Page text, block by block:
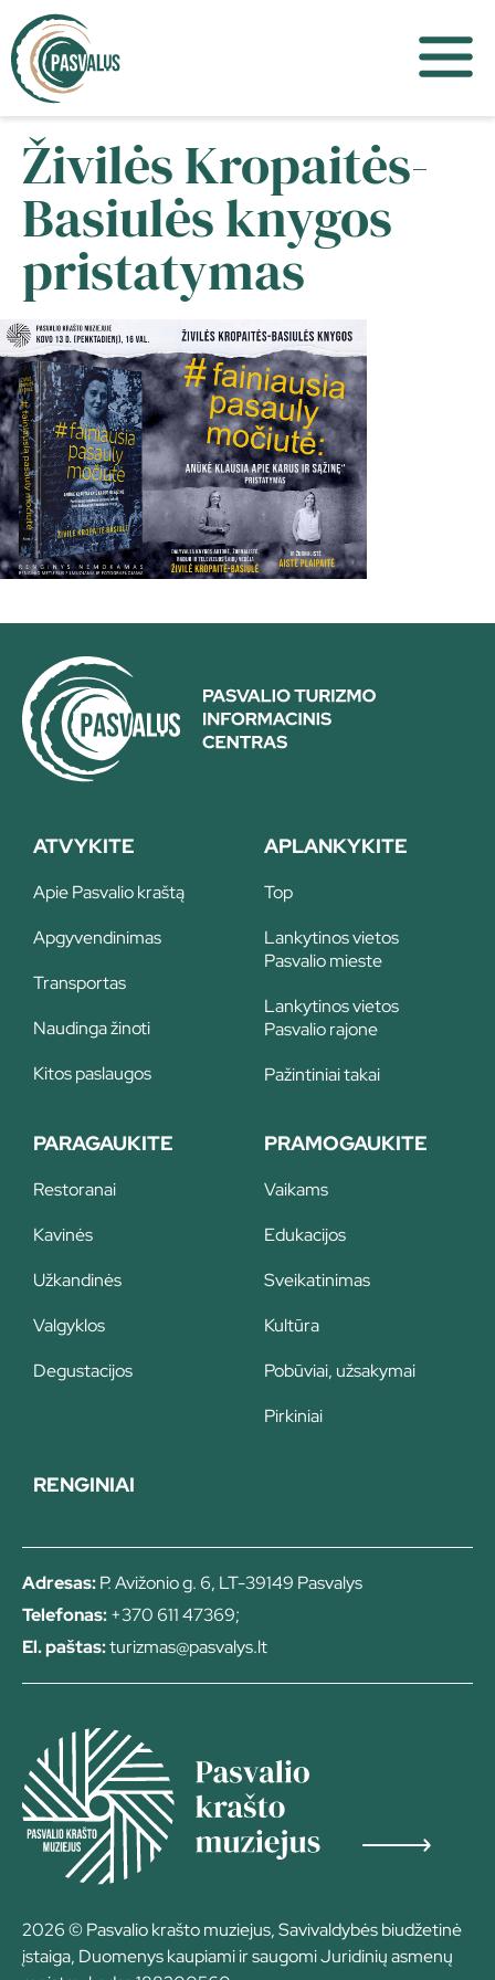
Živilės Kropaitės-
Basiulės knygos
pristatymas
ATVYKITE
Apie Pasvalio kraštą
Apgyvendinimas
Transportas
Naudinga žinoti
Kitos paslaugos
APLANKYKITE
Top
Lankytinos vietos
Pasvalio mieste
Lankytinos vietos
Pasvalio rajone
Pažintiniai takai
PARAGAUKITE
Restoranai
Kavinės
Užkandinės
Valgyklos
Degustacijos
PRAMOGAUKITE
Vaikams
Edukacijos
Sveikatinimas
Kultūra
Pobūviai, užsakymai
Pirkiniai
RENGINIAI
Adresas:P. Avižonio g. 6, LT-39149 Pasvalys
Telefonas:+370 611 47369;
El. paštas:turizmas@pasvalys.lt
2026 © Pasvalio krašto muziejus, Savivaldybės biudžetinė
įstaiga, Duomenys kaupiami ir saugomi Juridinių asmenų